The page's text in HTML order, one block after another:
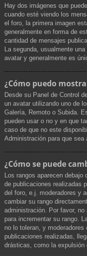
Hay dos imágenes que
cuando esté viendo los
el foro, la primera imagen
generalmente en forma de
cantidad de mensajes
La segunda, usualmente
avatar y generalmente es
¿Cómo puedo
Desde su Panel de Control
un avatar utilizando uno de
Galería, Remoto o Subida.
pueden usar o no y en que
caso de que no este
Administración para que sea
¿Cómo se puede
Los rangos aparecen debajo
de publicaciones realizadas
del foro, e.j. moderadores y
cambiar su rango
administración. Por favor,
para incrementar su rango.
no lo toleran, y
publicaciones realizadas,
drásticas, como la expulsión